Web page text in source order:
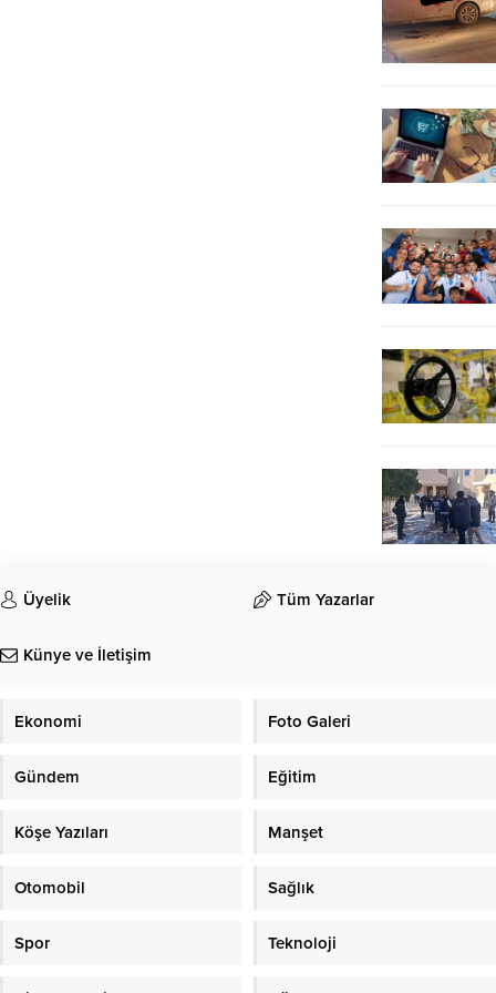
Üyelik Tüm Yazarlar
Künye ve İletişim
Ekonomi Foto Galeri
Gündem Eğitim
Köşe Yazıları Manşet
Otomobil Sağlık
Spor Teknoloji